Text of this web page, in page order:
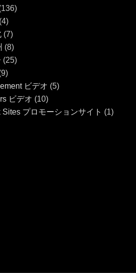
(7)
(8)
(25)
ビデオ (5)
ビデオ (10)
Sites プロモーションサイト (1)